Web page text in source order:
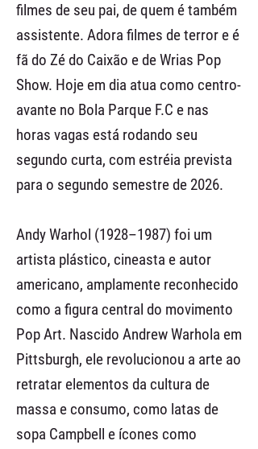
filmes de seu pai, de quem é também
assistente. Adora filmes de terror e é
fã do Zé do Caixão e de Wrias Pop
Show. Hoje em dia atua como centro-
avante no Bola Parque F.C e nas
horas vagas está rodando seu
segundo curta, com estréia prevista
para o segundo semestre de 2026.
Andy Warhol (1928–1987) foi um
artista plástico, cineasta e autor
americano, amplamente reconhecido
como a figura central do movimento
Pop Art. Nascido Andrew Warhola em
Pittsburgh, ele revolucionou a arte ao
retratar elementos da cultura de
massa e consumo, como latas de
sopa Campbell e ícones como